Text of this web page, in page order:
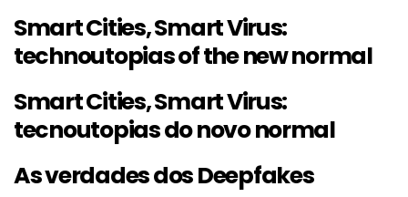
Smart Cities, Smart Virus:
technoutopias of the new normal
Smart Cities, Smart Virus:
tecnoutopias do novo normal
As verdades dos Deepfakes